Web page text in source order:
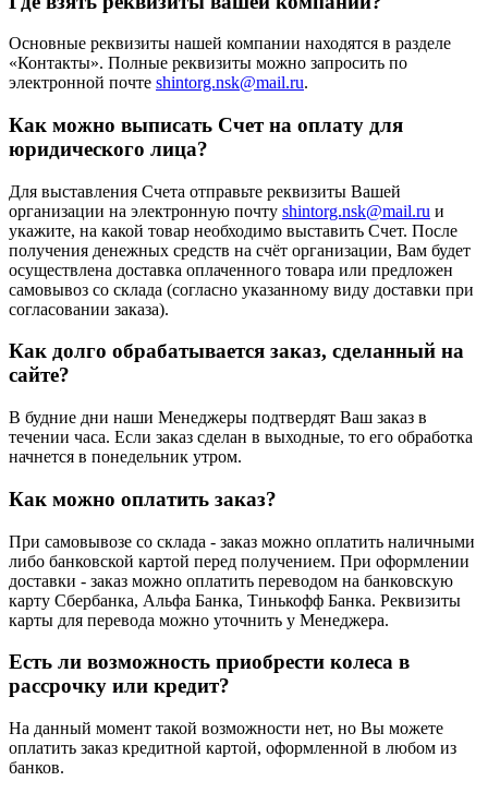
Основные реквизиты нашей компании находятся в разделе
«Контакты». Полные реквизиты можно запросить по
электронной почте shintorg.nsk@mail.ru.
Как можно выписать Счет на оплату для
юридического лица?
Для выставления Счета отправьте реквизиты Вашей
организации на электронную почту shintorg.nsk@mail.ru и
укажите, на какой товар необходимо выставить Счет. После
получения денежных средств на счёт организации, Вам будет
осуществлена доставка оплаченного товара или предложен
самовывоз со склада (согласно указанному виду доставки при
согласовании заказа).
Как долго обрабатывается заказ, сделанный на
сайте?
В будние дни наши Менеджеры подтвердят Ваш заказ в
течении часа. Если заказ сделан в выходные, то его обработка
начнется в понедельник утром.
Как можно оплатить заказ?
При самовывозе со склада - заказ можно оплатить наличными
либо банковской картой перед получением. При оформлении
доставки - заказ можно оплатить переводом на банковскую
карту Сбербанка, Альфа Банка, Тинькофф Банка. Реквизиты
карты для перевода можно уточнить у Менеджера.
Есть ли возможность приобрести колеса в
рассрочку или кредит?
На данный момент такой возможности нет, но Вы можете
оплатить заказ кредитной картой, оформленной в любом из
банков.